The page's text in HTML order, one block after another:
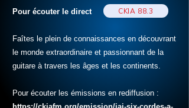
Pour écouter le direct
Faîtes le plein de connaissances en découvrant
le monde extraordinaire et passionnant de la
guitare à travers les âges et les continents.
Pour écouter les émissions en rediffusion :
CKIA 88.3